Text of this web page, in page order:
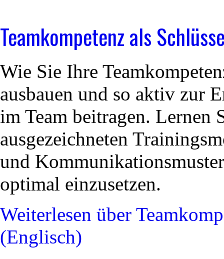
Teamkompetenz als
Wie Sie Ihre
ausbauen und so aktiv zur
im Team beitragen. Lernen
ausgezeichneten
und
optimal einzusetzen.
Weiterlesen über
(Englisch)